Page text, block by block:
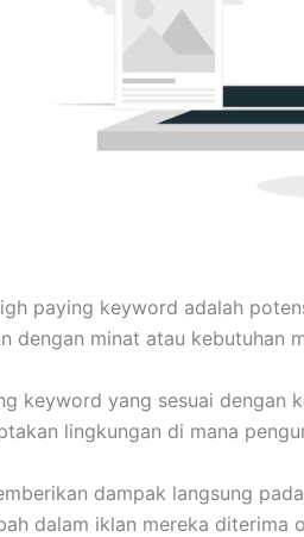
paying keyword adalah
dengan minat atau kebutuhan
keyword yang sesuai
lingkungan di mana
dampak langsung
dalam iklan mereka diterima